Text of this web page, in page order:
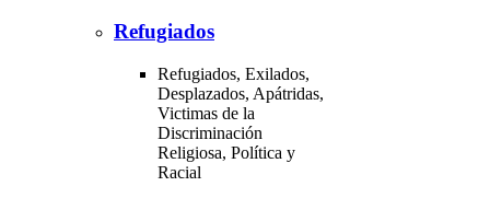
Refugiados
Refugiados, Exilados,
Desplazados, Apátridas,
Victimas de la
Discriminación
Religiosa, Política y
Racial